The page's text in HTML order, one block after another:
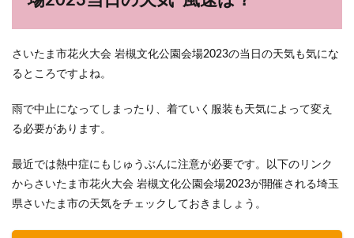
さいたま市花火大会 岩槻文化公園会場2023の当日の天気も気にな
るところですよね。
雨で中止になってしまったり、着ていく服装も天気によって変え
る必要があります。
最近では熱中症にもじゅうぶんに注意が必要です。以下のリンク
からさいたま市花火大会 岩槻文化公園会場2023が開催される埼玉
県さいたま市の天気をチェックしておきましょう。